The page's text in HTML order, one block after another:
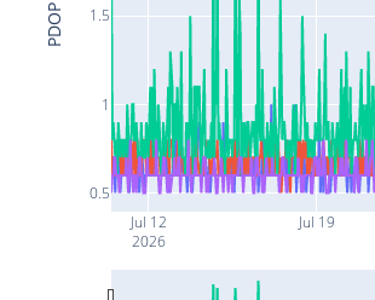
Jul 12
2026
Jul 19
0.5
1
1.5
PDOP